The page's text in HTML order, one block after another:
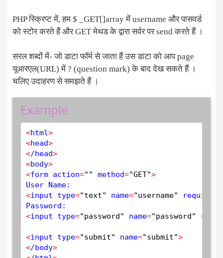
PHP स्क्रिप्ट में, हम $ _GET[]array में username और पासवर्ड
को स्टोर करते हैं और GET मेथड के द्वारा सर्वर पर send करते हैं ।
सरल शब्दों में- जो डाटा फॉर्म से जाता हैं उस डाटा को आप page
यूआरएल(URL) में ? (question mark) के बाद देख सकते हैं ।
चलिए उदाहरण से समझते हैं ।
Example
<html>
<head>
</head>
<body>
<form action="" method="GET">
<input type="text" name="username" required
<input type="password" name="password"
<input type="submit" name="submit">
</body>